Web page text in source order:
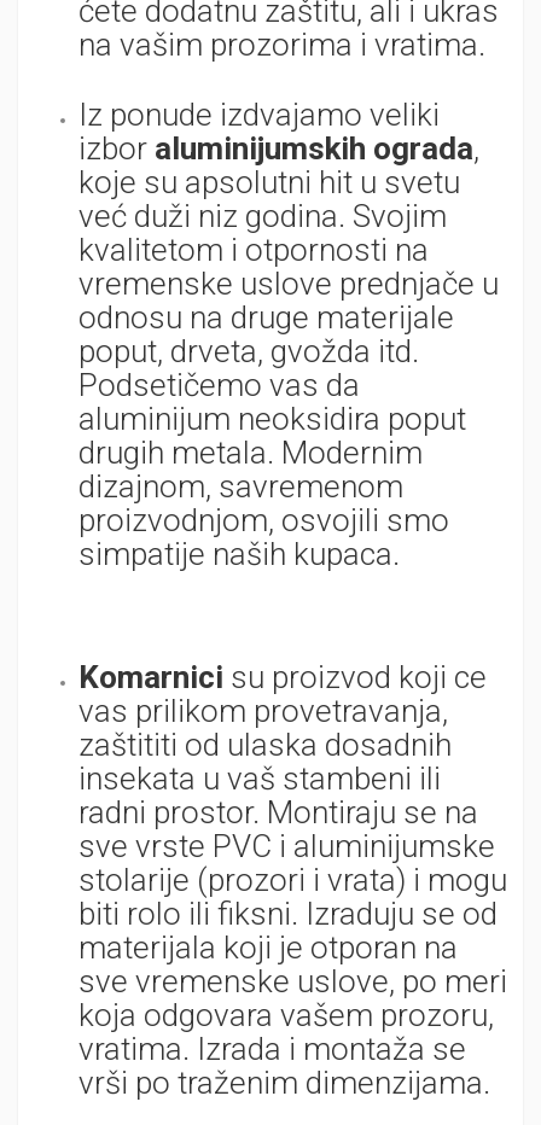
ćete dodatnu zaštitu, ali i ukras
na vašim prozorima i vratima.
Iz ponude izdvajamo veliki
izbor aluminijumskih ograda,
koje su apsolutni hit u svetu
već duži niz godina. Svojim
kvalitetom i otpornosti na
vremenske uslove prednjače u
odnosu na druge materijale
poput, drveta, gvožda itd.
Podsetičemo vas da
aluminijum neoksidira poput
drugih metala. Modernim
dizajnom, savremenom
proizvodnjom, osvojili smo
simpatije naših kupaca.
Komarnici su proizvod koji ce
vas prilikom provetravanja,
zaštititi od ulaska dosadnih
insekata u vaš stambeni ili
radni prostor. Montiraju se na
sve vrste PVC i aluminijumske
stolarije (prozori i vrata) i mogu
biti rolo ili fiksni. Izraduju se od
materijala koji je otporan na
sve vremenske uslove, po meri
koja odgovara vašem prozoru,
vratima. Izrada i montaža se
vrši po traženim dimenzijama.